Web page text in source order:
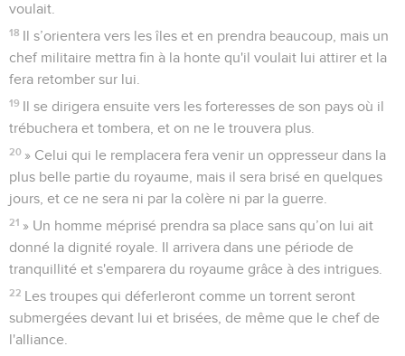
voulait.
18 Il s’orientera vers les îles et en prendra beaucoup, mais un
chef militaire mettra fin à la honte qu'il voulait lui attirer et la
fera retomber sur lui.
19 Il se dirigera ensuite vers les forteresses de son pays où il
trébuchera et tombera, et on ne le trouvera plus.
20 » Celui qui le remplacera fera venir un oppresseur dans la
plus belle partie du royaume, mais il sera brisé en quelques
jours, et ce ne sera ni par la colère ni par la guerre.
21 » Un homme méprisé prendra sa place sans qu’on lui ait
donné la dignité royale. Il arrivera dans une période de
tranquillité et s'emparera du royaume grâce à des intrigues.
22 Les troupes qui déferleront comme un torrent seront
submergées devant lui et brisées, de même que le chef de
l'alliance.